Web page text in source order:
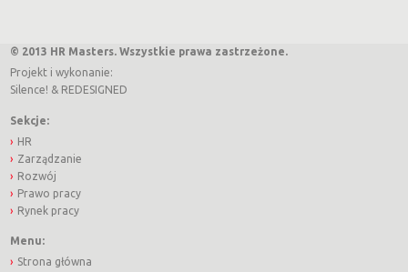
© 2013 HR Masters. Wszystkie prawa zastrzeżone.
Projekt i wykonanie:
Silence! & REDESIGNED
Sekcje:
HR
Zarządzanie
Rozwój
Prawo pracy
Rynek pracy
Menu:
Strona główna